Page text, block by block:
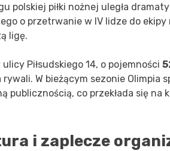
polskiej piłki nożnej uległa
o przetrwanie w IV lidze do ekipy
ligę.
Piłsudskiego 14, o pojemności
W bieżącym sezonie Olimpia
publicznością, co przekłada się na
i zaplecze